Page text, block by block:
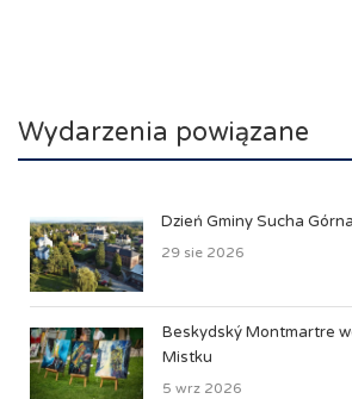
Wydarzenia powiązane
Dzień Gminy Sucha
29 sie 2026
Beskydský Montmartre
Mistku
5 wrz 2026